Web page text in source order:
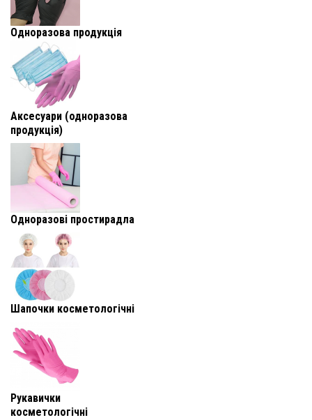
Одноразова продукція
Аксесуари (одноразова
продукція)
Одноразові простирадла
Шапочки косметологічні
Рукавички
косметологічні